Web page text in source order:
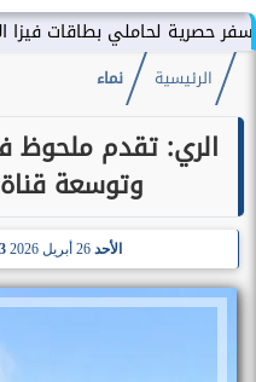
بطاقات فيزا الائتمانية
الرئيسية نماء
الري: تقدم ملحوظ
وتوسعة
الأحد 26 أبريل 2026